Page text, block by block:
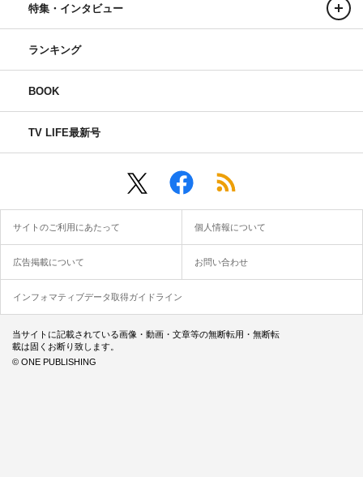
特集・インタビュー
ランキング
BOOK
TV LIFE最新号
サイトのご利用にあたって 個人情報について
広告掲載について お問い合わせ
インフォマティブデータ取得ガイドライン
当サイトに記載されている画像・動画・文章等の無断転用・無断転
載は固くお断り致します。
© ONE PUBLISHING